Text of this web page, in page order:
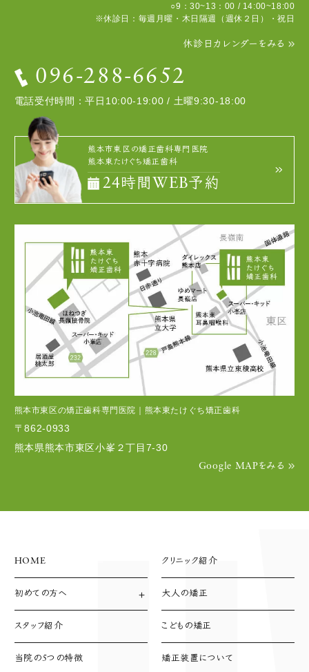
○9：30~13：00 / 14:00~18:00
※休診日：毎週月曜・木日隔週（週休２日）・祝日
休診日カレンダーをみる
096-288-6652
電話受付時間：平日10:00-19:00 / 土曜9:30-18:00
熊本市東区の矯正歯科専門医院
熊本東たけぐち矯正歯科
24時間WEB予約
熊本市東区の矯正歯科専門医院｜熊本東たけぐち矯正歯科
〒862-0933
熊本県熊本市東区小峯２丁目7-30
Google MAPをみる
HOME
初めての方へ
診療方針
診療の流れ
スタッフ紹介
当院の5つの特徴
クリニック紹介
大人の矯正
こどもの矯正
矯正装置について